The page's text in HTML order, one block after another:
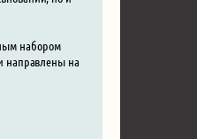
набором
направлены на